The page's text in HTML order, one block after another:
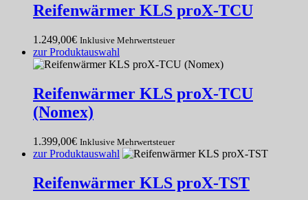
Reifenwärmer KLS proX-TCU
1.249,00€ Inklusive Mehrwertsteuer
zur Produktauswahl
Reifenwärmer KLS proX-TCU
(Nomex)
1.399,00€ Inklusive Mehrwertsteuer
zur Produktauswahl
Reifenwärmer KLS proX-TST